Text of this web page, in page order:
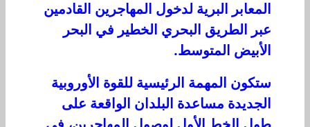
المعابر البرية لدخول المهاجرين القادمين
عبر الطريق البحري الخطير في البحر
الأبيض المتوسط.
ستكون المهمة الرئيسية للقوة الأوروبية
الجديدة مساعدة البلدان الواقعة على